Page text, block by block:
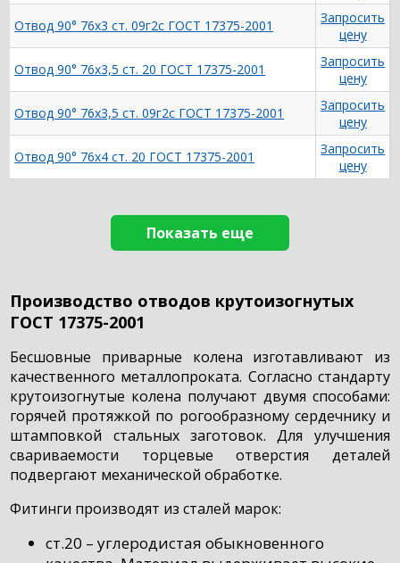
Отвод 90° 76х3 ст. 09г2с ГОСТ 17375-2001
Запросить
цену
Отвод 90° 76х3,5 ст. 20 ГОСТ 17375-2001
Запросить
цену
Отвод 90° 76х3,5 ст. 09г2с ГОСТ 17375-2001
Запросить
цену
Отвод 90° 76х4 ст. 20 ГОСТ 17375-2001
Запросить
цену
Показать еще
Производство отводов крутоизогнутых
ГОСТ 17375-2001
Бесшовные приварные колена изготавливают из
качественного металлопроката. Согласно стандарту
крутоизогнутые колена получают двумя способами:
горячей протяжкой по рогообразному сердечнику и
штамповкой стальных заготовок. Для улучшения
свариваемости торцевые отверстия деталей
подвергают механической обработке.
Фитинги производят из сталей марок:
ст.20 – углеродистая обыкновенного